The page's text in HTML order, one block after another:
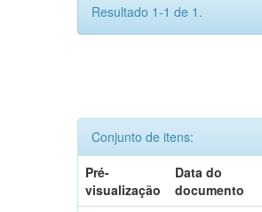
Resultado 1-1 de 1.
Conjunto de itens:
Pré-
visualização
Data do
documento